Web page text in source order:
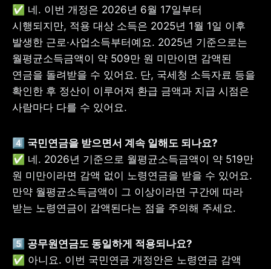
✅ 네. 이번 개정은 2026년 6월 17일부터
시행되지만, 적용 대상 소득은 2025년 1월 1일 이후
발생한 근로·사업소득부터예요. 2025년 기준으로는
월평균소득금액이 약 509만 원 미만이면 감액된
연금을 돌려받을 수 있어요. 단, 국세청 소득자료 등을
확인한 후 정산이 이루어져 환급 금액과 지급 시점은
사람마다 다를 수 있어요.
4️⃣ 국민연금을 받으면서 계속 일해도 되나요?
✅ 네. 2026년 기준으로 월평균소득금액이 약 519만
원 미만이라면 감액 없이 노령연금을 받을 수 있어요.
만약 월평균소득금액이 그 이상이라면 구간에 따라
받는 노령연금이 감액된다는 점을 주의해 주세요.
5️⃣ 공무원연금도 동일하게 적용되나요?
✅ 아니요. 이번 국민연금 개정안은 노령연금 감액